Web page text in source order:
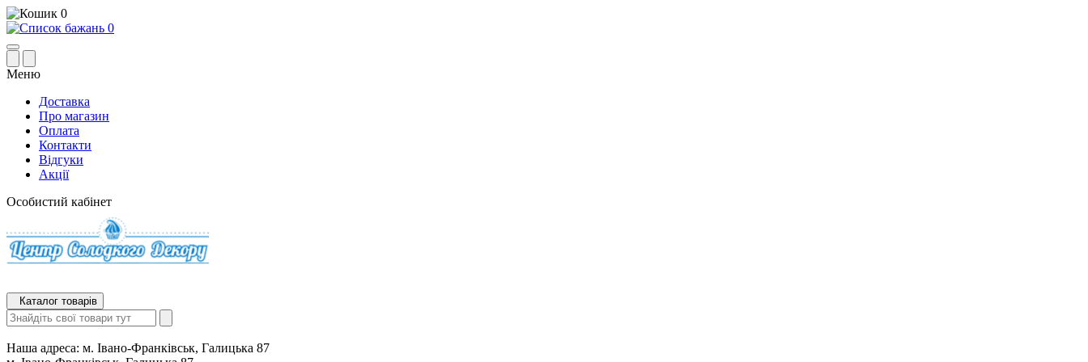
0
0
Меню
Доставка
Про магазин
Оплата
Контакти
Відгуки
Акції
Особистий кабінет
Каталог товарів
Наша адреса: м. Івано-Франківськ, Галицька 87